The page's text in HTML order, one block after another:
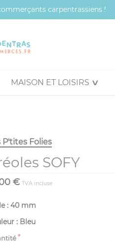
carpentrassiens !
MAISON ET LOISIRS
P'tites Folies
SOFY
€ TVA incluse
: 40 mm
: Bleu